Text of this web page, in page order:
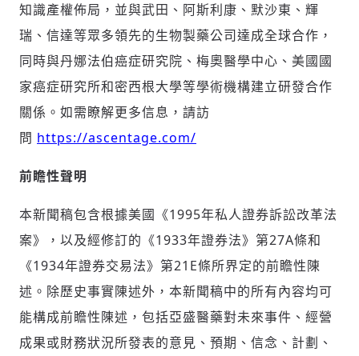
知識產權佈局，並與武田、阿斯利康、默沙東、輝
瑞、信達等眾多領先的生物製藥公司達成全球合作，
同時與丹娜法伯癌症研究院、梅奧醫學中心、美國國
家癌症研究所和密西根大學等學術機構建立研發合作
關係。如需瞭解更多信息，請訪
問 https://ascentage.com/
前瞻性聲明
本新聞稿包含根據美國《1995年私人證券訴訟改革法
案》，以及經修訂的《1933年證券法》第27A條和
《1934年證券交易法》第21E條所界定的前瞻性陳
述。除歷史事實陳述外，本新聞稿中的所有內容均可
能構成前瞻性陳述，包括亞盛醫藥對未來事件、經營
成果或財務狀況所發表的意見、預期、信念、計劃、